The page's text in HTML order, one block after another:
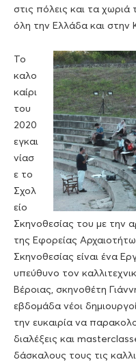
στις πόλεις και τα χωριά
όλη την Ελλάδα και στην
Το
καλο
καίρι
του
2020
εγκαι
νίασ
ε το
Σχολ
είο
Σκηνοθεσίας του με την
της Εφορείας
Σκηνοθεσίας είναι ένα
υπεύθυνο τον
Βέροιας, σκηνοθέτη
εβδομάδα νέοι
την ευκαιρία να
διαλέξεις και
δάσκαλους τους τις